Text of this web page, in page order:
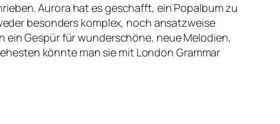
Aurora hat es geschafft, ein Popalbum zu
besonders komplex, noch ansatzweise
ein Gespür für wunderschöne, neue Melodien,
könnte man sie mit London Grammar